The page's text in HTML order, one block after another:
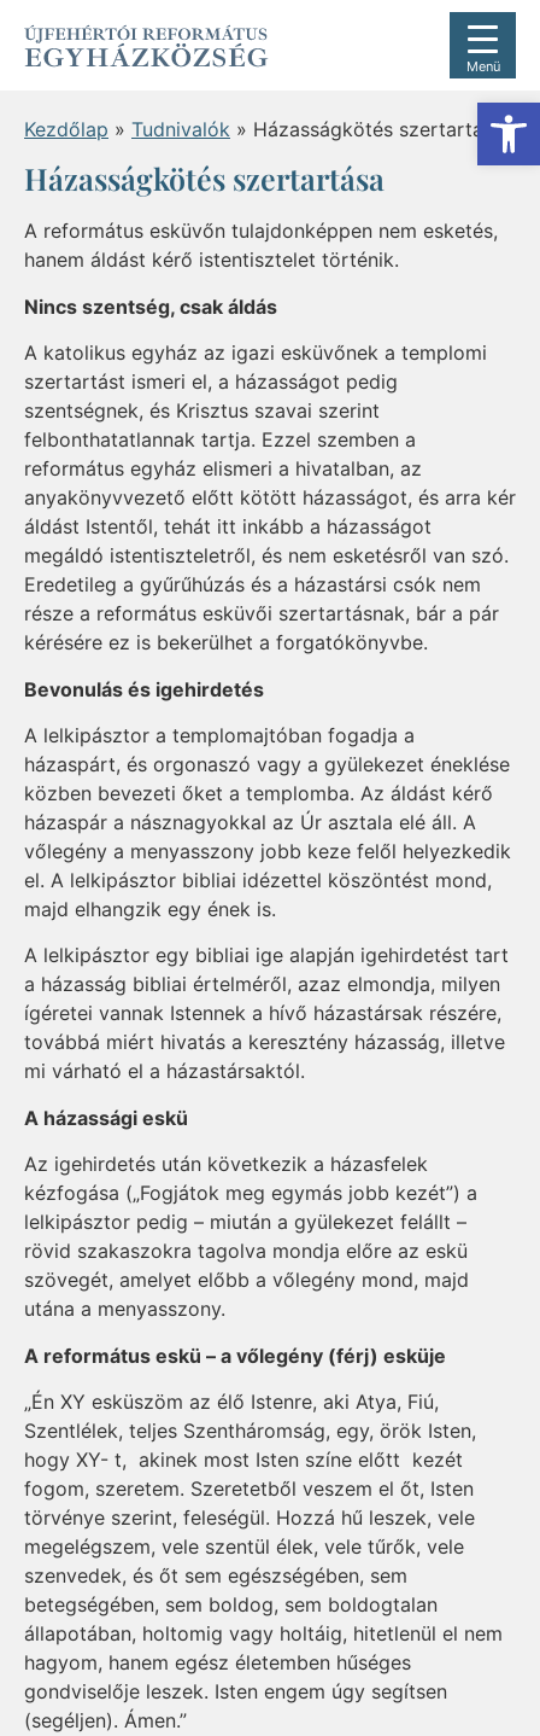
Menü
Kezdőlap » Tudnivalók » Házasságkötés szertartása
Házasságkötés szertartása
A református esküvőn tulajdonképpen nem esketés,
hanem áldást kérő istentisztelet történik.
Nincs szentség, csak áldás
A katolikus egyház az igazi esküvőnek a templomi
szertartást ismeri el, a házasságot pedig
szentségnek, és Krisztus szavai szerint
felbonthatatlannak tartja. Ezzel szemben a
református egyház elismeri a hivatalban, az
anyakönyvvezető előtt kötött házasságot, és arra kér
áldást Istentől, tehát itt inkább a házasságot
megáldó istentiszteletről, és nem esketésről van szó.
Eredetileg a gyűrűhúzás és a házastársi csók nem
része a református esküvői szertartásnak, bár a pár
kérésére ez is bekerülhet a forgatókönyvbe.
Bevonulás és igehirdetés
A lelkipásztor a templomajtóban fogadja a
házaspárt, és orgonaszó vagy a gyülekezet éneklése
közben bevezeti őket a templomba. Az áldást kérő
házaspár a násznagyokkal az Úr asztala elé áll. A
vőlegény a menyasszony jobb keze felől helyezkedik
el. A lelkipásztor bibliai idézettel köszöntést mond,
majd elhangzik egy ének is.
A lelkipásztor egy bibliai ige alapján igehirdetést tart
a házasság bibliai értelméről, azaz elmondja, milyen
ígéretei vannak Istennek a hívő házastársak részére,
továbbá miért hivatás a keresztény házasság, illetve
mi várható el a házastársaktól.
A házassági eskü
Az igehirdetés után következik a házasfelek
kézfogása („Fogjátok meg egymás jobb kezét”) a
lelkipásztor pedig – miután a gyülekezet felállt –
rövid szakaszokra tagolva mondja előre az eskü
szövegét, amelyet előbb a vőlegény mond, majd
utána a menyasszony.
A református eskü – a vőlegény (férj) esküje
„Én XY esküszöm az élő Istenre, aki Atya, Fiú,
Szentlélek, teljes Szentháromság, egy, örök Isten,
hogy XY- t, akinek most Isten színe előtt kezét
fogom, szeretem. Szeretetből veszem el őt, Isten
törvénye szerint, feleségül. Hozzá hű leszek, vele
megelégszem, vele szentül élek, vele tűrők, vele
szenvedek, és őt sem egészségében, sem
betegségében, sem boldog, sem boldogtalan
állapotában, holtomig vagy holtáig, hitetlenül el nem
hagyom, hanem egész életemben hűséges
gondviselője leszek. Isten engem úgy segítsen
(segéljen). Ámen.”